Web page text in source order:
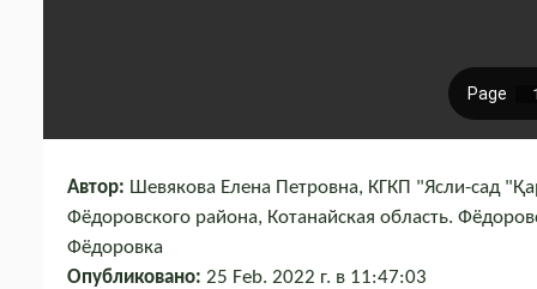
Автор: Шевякова Елена Петровна, КГКП "Ясли-сад
Фёдоровского района, Котанайская область.
Фёдоровка
Опубликовано: 25 Feb. 2022 г. в 11:47:03